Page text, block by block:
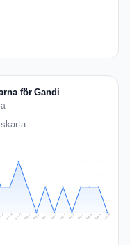
för Gandi
Jul 30 Jul 31 Aug 1 Aug 2 Aug 3 Aug 4 Aug 5 Aug 6 Aug 7 Aug 8 Aug 9 Aug 10